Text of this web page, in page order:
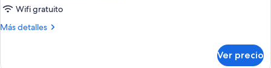
Wifi gratuito
Más detalles
Más
Ver precio